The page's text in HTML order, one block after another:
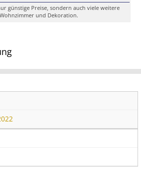
günstige Preise, sondern auch viele weitere
und Dekoration.